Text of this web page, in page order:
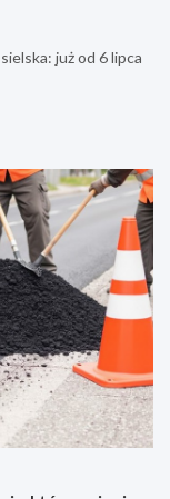
już od 6 lipca